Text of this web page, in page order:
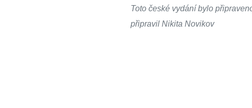
Toto české vydání bylo
připravil Nikita Novikov